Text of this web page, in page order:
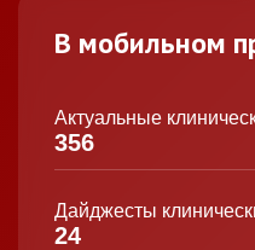
В мобильном
Актуальные
356
Дайджесты
24